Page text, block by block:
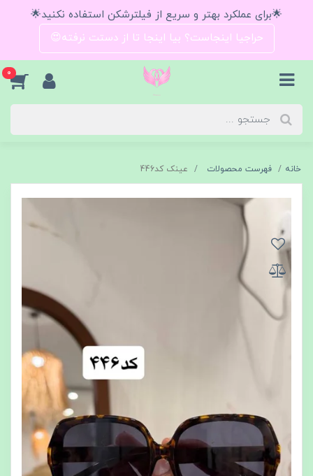
🌟برای عملکرد بهتر و سریع از فیلترشکن استفاده نکنید🌟
حراجیا اینجاست؟ بیا اینجا تا از دستت نرفته😍
0
خانه فهرست محصولات عینک کد446